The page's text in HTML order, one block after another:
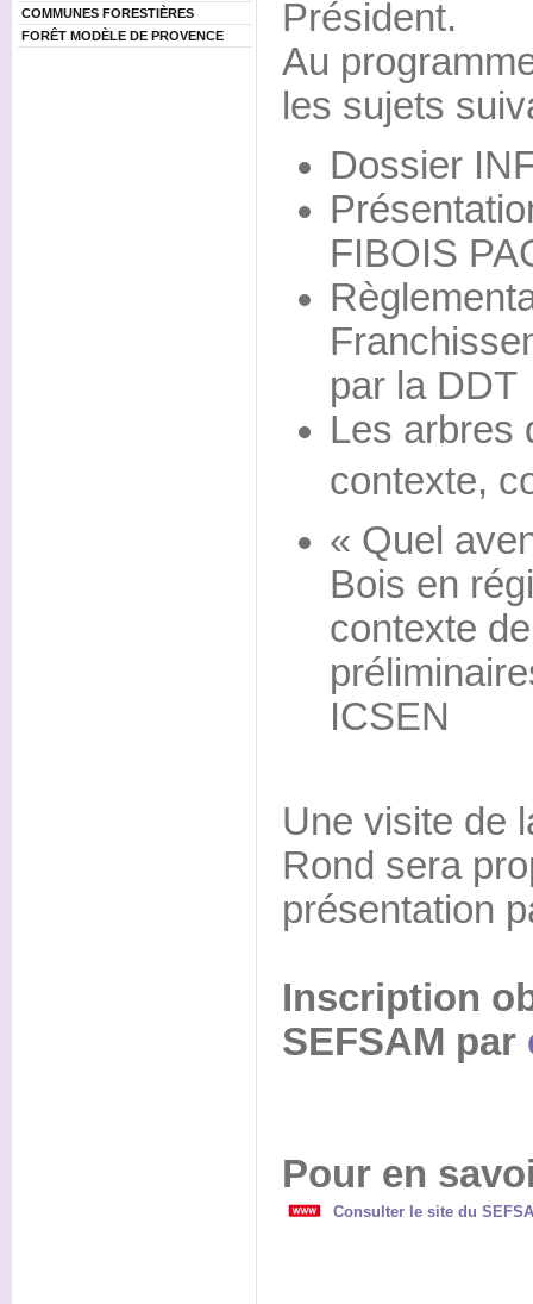
COMMUNES FORESTIÈRES
FORÊT MODÈLE DE PROVENCE
Président.
Au
les sujets
Dossier
FIBOIS
par la DDT
Les arbres
contexte,
« Quel
Bois en
contexte
ICSEN
Une visite de
Rond sera
présentation
Inscription
SEFSAM par
Pour en
Consulter le site du